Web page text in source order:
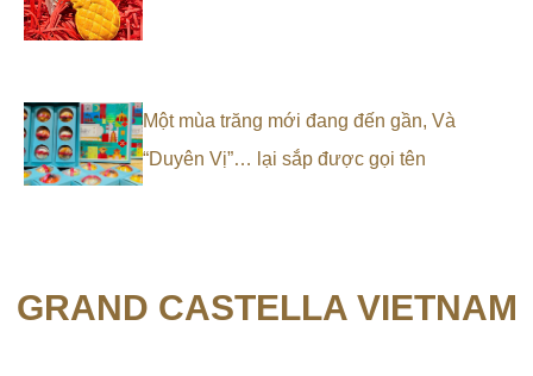
Một mùa trăng mới đang đến gần, Và
“Duyên Vị”… lại sắp được gọi tên
GRAND CASTELLA VIETNAM